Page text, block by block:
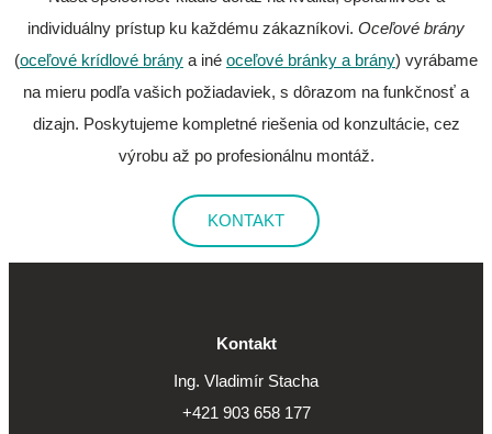
individuálny prístup ku každému zákazníkovi. Oceľové brány
(oceľové krídlové brány a iné oceľové bránky a brány) vyrábame
na mieru podľa vašich požiadaviek, s dôrazom na funkčnosť a
dizajn. Poskytujeme kompletné riešenia od konzultácie, cez
výrobu až po profesionálnu montáž.
KONTAKT
Kontakt
Ing. Vladimír Stacha
+421 903 658 177